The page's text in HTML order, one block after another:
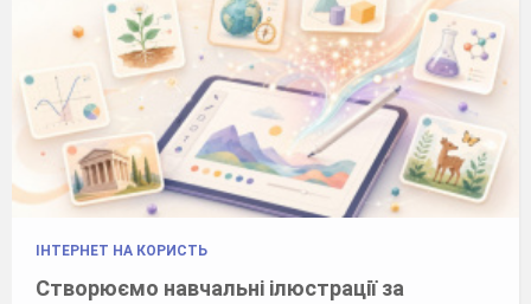
ІНТЕРНЕТ НА КОРИСТЬ
Створюємо навчальні ілюстрації за